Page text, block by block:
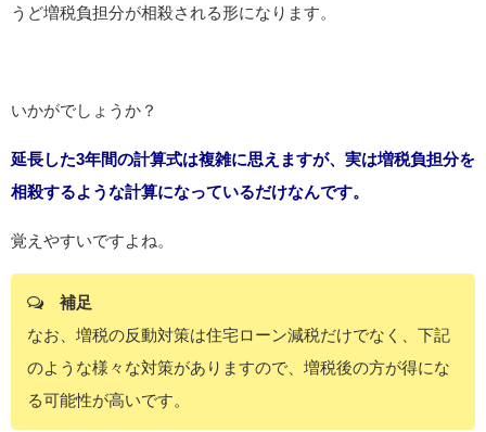
うど増税負担分が相殺される形になります。
いかがでしょうか？
延長した3年間の計算式は複雑に思えますが、実は増税負担分を
相殺するような計算になっているだけなんです。
覚えやすいですよね。
補足
なお、増税の反動対策は住宅ローン減税だけでなく、下記
のような様々な対策がありますので、増税後の方が得にな
る可能性が高いです。